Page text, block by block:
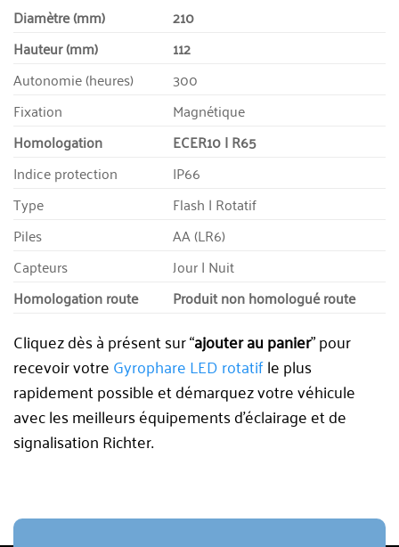
Diamètre (mm)
210
Hauteur (mm)
112
Autonomie (heures)
300
Fixation
Magnétique
Homologation
ECER10 | R65
Indice protection
IP66
Type
Flash | Rotatif
Piles
AA (LR6)
Capteurs
Jour | Nuit
Homologation route
Produit non homologué route
Cliquez dès à présent sur “ajouter au panier” pour
recevoir votreGyrophare LED rotatifle plus
rapidement possible et démarquez votre véhicule
avec les meilleurs équipements d’éclairage et de
signalisation Richter.